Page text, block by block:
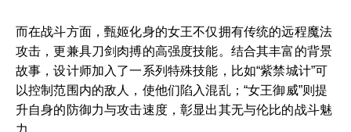
而在战斗方面，甄姬化身的女王不仅拥有传统的远程魔法
攻击，更兼具刀剑肉搏的高强度技能。结合其丰富的背景
故事，设计师加入了一系列特殊技能，比如“紫禁城计”可
以控制范围内的敌人，使他们陷入混乱；“女王御威”则提
升自身的防御力与攻击速度，彰显出其无与伦比的战斗魅
力。